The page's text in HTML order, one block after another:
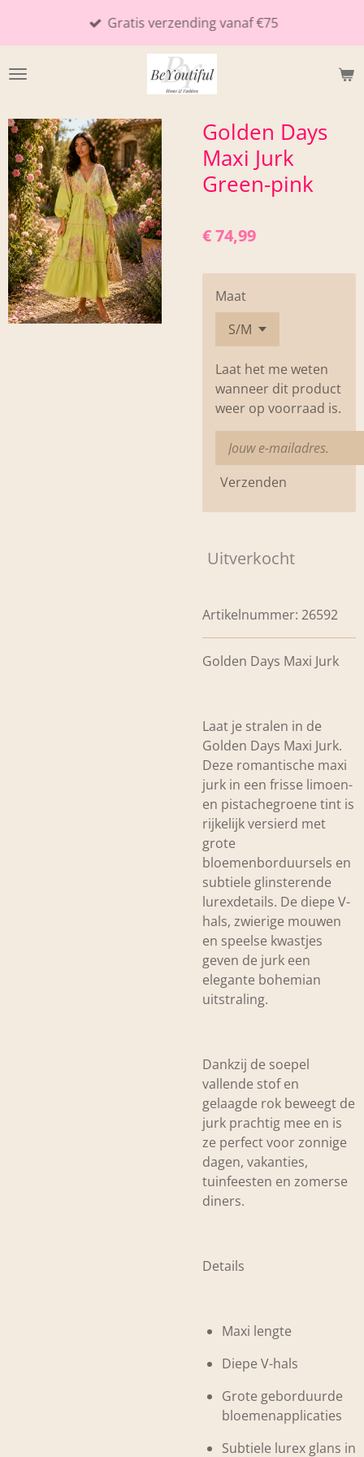
de
Gratis verzending vanaf €75
Golden Days
Maxi Jurk
Green-pink
€ 74,99
Maat
Laat het me weten
wanneer dit product
weer op voorraad is.
Verzenden
Uitverkocht
Artikelnummer: 26592
Golden Days Maxi Jurk
Laat je stralen in de
Golden Days Maxi Jurk.
Deze romantische maxi
jurk in een frisse limoen-
en pistachegroene tint is
rijkelijk versierd met
grote
bloemenborduursels en
subtiele glinsterende
lurexdetails. De diepe V-
hals, zwierige mouwen
en speelse kwastjes
geven de jurk een
elegante bohemian
uitstraling.
Dankzij de soepel
vallende stof en
gelaagde rok beweegt de
jurk prachtig mee en is
ze perfect voor zonnige
dagen, vakanties,
tuinfeesten en zomerse
diners.
Details
Maxi lengte
Diepe V-hals
Grote geborduurde
bloemenapplicaties
Subtiele lurex glans in